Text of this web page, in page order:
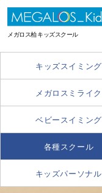
メガロス柏 キッズスクール
キッズスイミング
メガロスミライク
ベビースイミング
各種スクール
キッズパーソナル